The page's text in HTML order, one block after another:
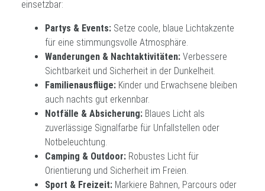
einsetzbar:
Partys & Events: Setze coole, blaue Lichtakzente
für eine stimmungsvolle Atmosphäre.
Wanderungen & Nachtaktivitäten: Verbessere
Sichtbarkeit und Sicherheit in der Dunkelheit.
Familienausflüge: Kinder und Erwachsene bleiben
auch nachts gut erkennbar.
Notfälle & Absicherung: Blaues Licht als
zuverlässige Signalfarbe für Unfallstellen oder
Notbeleuchtung.
Camping & Outdoor: Robustes Licht für
Orientierung und Sicherheit im Freien.
Sport & Freizeit: Markiere Bahnen, Parcours oder